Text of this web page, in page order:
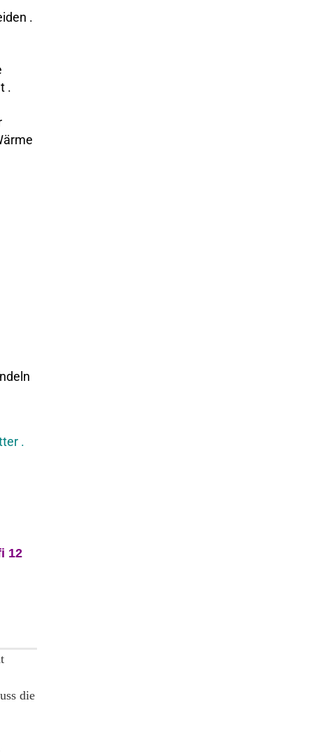
.
.
.
12
die